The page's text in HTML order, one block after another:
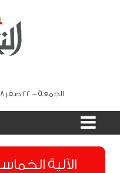
الجمعة - 22 صفر 1448 هـ , 07 أغسطس 2026 م
الآلية